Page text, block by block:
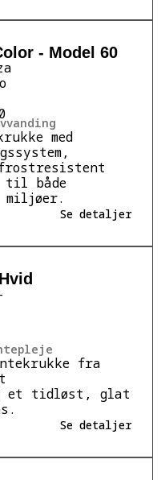
- Model 60
med
til både
miljøer.
Se detaljer
fra
et tidløst, glat
Se detaljer